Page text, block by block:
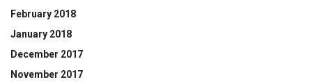
February 2018
January 2018
December 2017
November 2017